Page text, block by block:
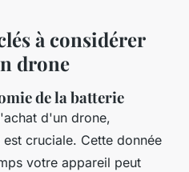
à considérer
drone
de la batterie
d'un drone,
est cruciale. Cette donnée
votre appareil peut